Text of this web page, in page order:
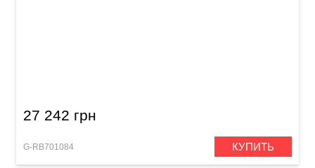
27 242 грн
G-RB701084 КУПИТЬ